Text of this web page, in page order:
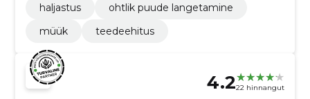
haljastus
ohtlik puude langetamine
müük
teedeehitus
4.222 hinnangut